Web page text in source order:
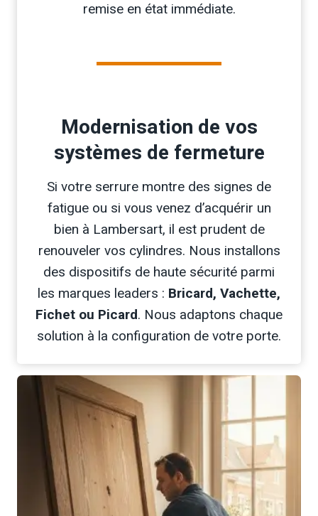
remise en état immédiate.
Modernisation de vos
systèmes de fermeture
Si votre serrure montre des signes de
fatigue ou si vous venez d’acquérir un
bien à Lambersart, il est prudent de
renouveler vos cylindres. Nous installons
des dispositifs de haute sécurité parmi
les marques leaders : Bricard, Vachette,
Fichet ou Picard. Nous adaptons chaque
solution à la configuration de votre porte.